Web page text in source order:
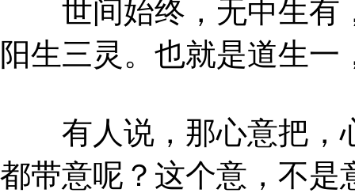
世间始终，无中生有
阳生三灵。也就是道生
有人说，那心意把，
都带意呢？这个意，不是